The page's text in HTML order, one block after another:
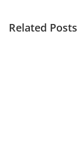
Related Posts